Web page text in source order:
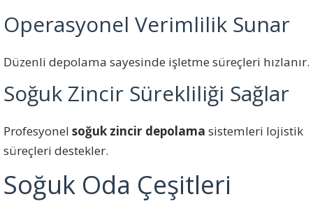
Operasyonel Verimlilik Sunar
Düzenli depolama sayesinde işletme süreçleri hızlanır.
Soğuk Zincir Sürekliliği Sağlar
Profesyonel soğuk zincir depolama sistemleri lojistik
süreçleri destekler.
Soğuk Oda Çeşitleri